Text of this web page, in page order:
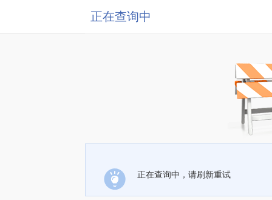
正在查询中
正在查询中，请刷新重试